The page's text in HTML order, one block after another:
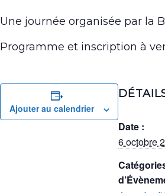
Une journée organisée par la
Programme et inscription à
Ajouter au calendrier
Date :
6 octobre